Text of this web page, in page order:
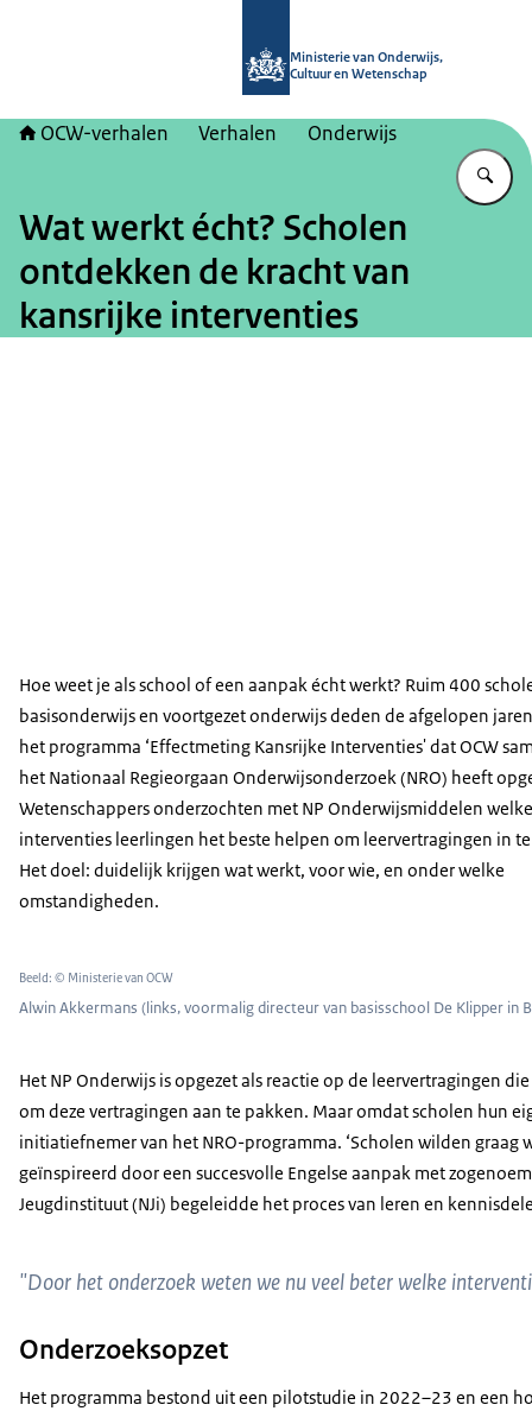
Ministerie van Onderwijs,
Cultuur en Wetenschap
OCW-verhalen Verhalen Onderwijs
Wat werkt écht? Scholen
ontdekken de kracht van
kansrijke interventies
Hoe weet je als school of een aanpak écht werkt? Ruim 400
basisonderwijs en voortgezet onderwijs deden de afgelopen
het programma ‘Effectmeting Kansrijke Interventies' dat OCW
het Nationaal Regieorgaan Onderwijsonderzoek (NRO) heeft
Wetenschappers onderzochten met NP Onderwijsmiddelen welke
interventies leerlingen het beste helpen om leervertragingen in
Het doel: duidelijk krijgen wat werkt, voor wie, en onder welke
omstandigheden.
Beeld: © Ministerie van OCW
Alwin Akkermans (links, voormalig directeur van basisschool De Klipper in
Het NP Onderwijs is opgezet als reactie op de leervertragingen
om deze vertragingen aan te pakken. Maar omdat scholen hun
initiatiefnemer van het NRO-programma. ‘Scholen wilden graag
geïnspireerd door een succesvolle Engelse aanpak met
Jeugdinstituut (NJi) begeleidde het proces van leren en
"Door het onderzoek weten we nu veel beter welke
Onderzoeksopzet
Het programma bestond uit een pilotstudie in 2022–23 en een